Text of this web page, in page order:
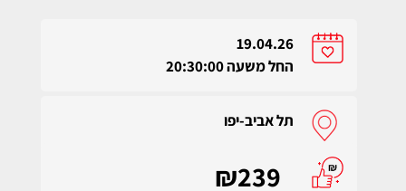
19.04.26
החל משעה 20:30:00
תל אביב-יפו
₪239